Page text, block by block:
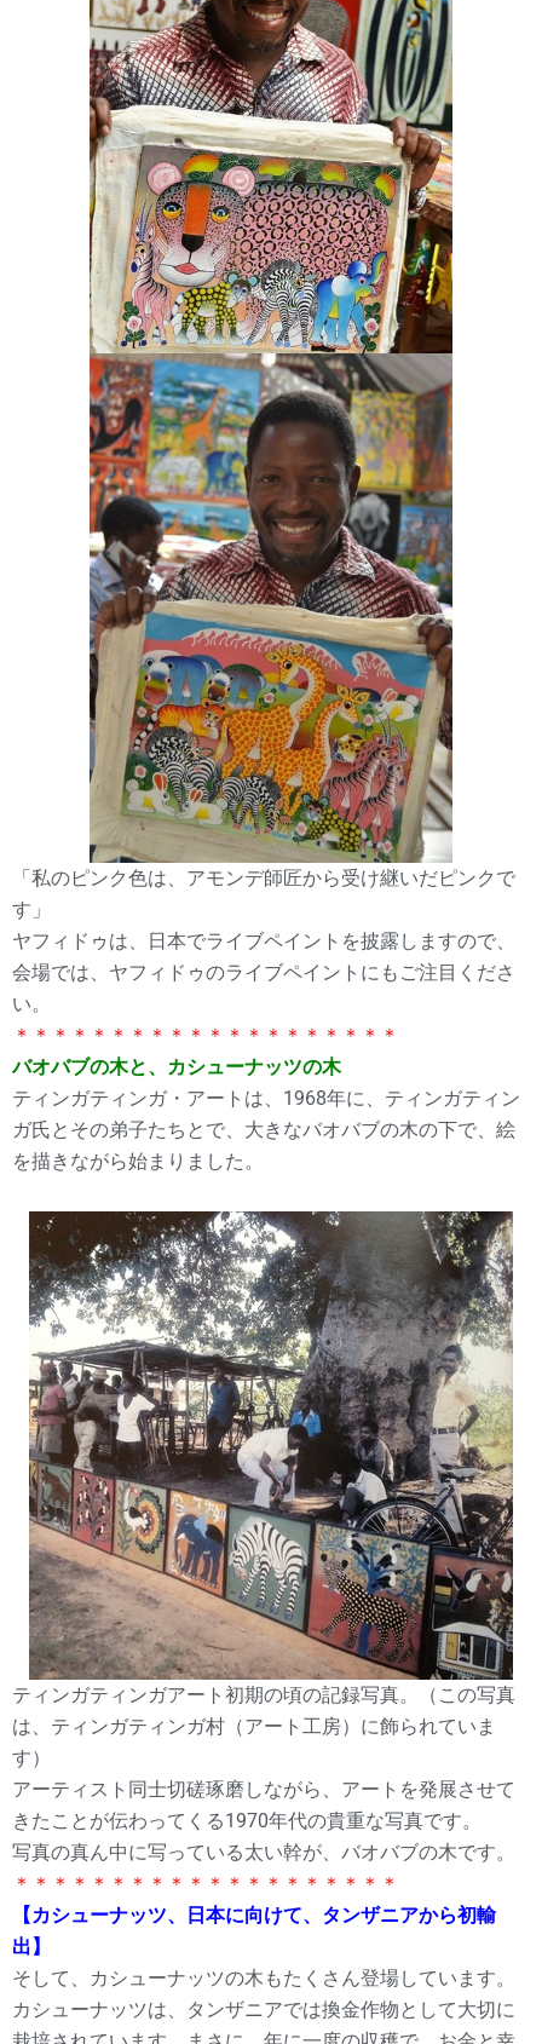
「私のピンク色は、アモンデ師匠から受け継いだピンクで
す」
ヤフィドゥは、日本でライブペイントを披露しますので、
会場では、ヤフィドゥのライブペイントにもご注目くださ
い。
＊＊＊＊＊＊＊＊＊＊＊＊＊＊＊＊＊＊＊＊
バオバブの木と、カシューナッツの木
ティンガティンガ・アートは、1968年に、ティンガティン
ガ氏とその弟子たちとで、大きなバオバブの木の下で、絵
を描きながら始まりました。
ティンガティンガアート初期の頃の記録写真。（この写真
は、ティンガティンガ村（アート工房）に飾られていま
す）
アーティスト同士切磋琢磨しながら、アートを発展させて
きたことが伝わってくる1970年代の貴重な写真です。
写真の真ん中に写っている太い幹が、バオバブの木です。
＊＊＊＊＊＊＊＊＊＊＊＊＊＊＊＊＊＊＊＊
【カシューナッツ、日本に向けて、タンザニアから初輸
出】
そして、カシューナッツの木もたくさん登場しています。
カシューナッツは、タンザニアでは換金作物として大切に